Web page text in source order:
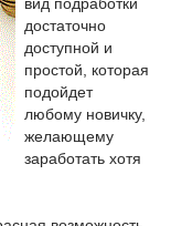
достаточно
доступной и
простой, которая
подойдет
любому новичку,
желающему
заработать хотя